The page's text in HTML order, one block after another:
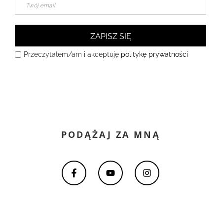
ZAPISZ SIĘ
Przeczytałem/am i akceptuję politykę prywatności
PODĄŻAJ ZA MNĄ